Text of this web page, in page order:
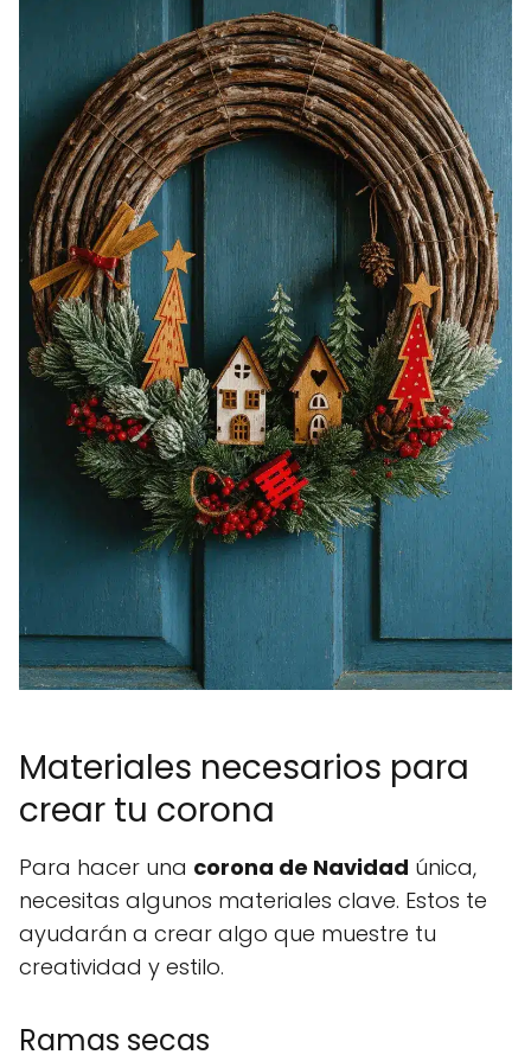
Materiales necesarios para
crear tu corona
Para hacer una corona de Navidad única,
necesitas algunos materiales clave. Estos te
ayudarán a crear algo que muestre tu
creatividad y estilo.
Ramas secas